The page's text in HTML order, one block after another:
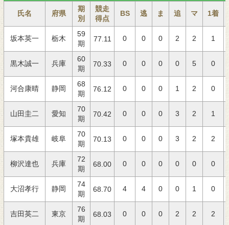
氏名 府県
期
別
競走
得点
BS 逃 ま 追 マ 1着
坂本英一 栃木
59
期
77.11 0 0 0 2 2 1
黒木誠一 兵庫
60
期
70.33 0 0 0 0 5 0
河合康晴 静岡
68
期
76.12 0 0 0 1 2 0
山田圭二 愛知
70
期
70.42 0 0 0 3 2 1
塚本貴雄 岐阜
70
期
70.13 0 0 0 3 2 2
柳沢達也 兵庫
72
期
68.00 0 0 0 0 0 0
大沼孝行 静岡
74
期
68.70 4 4 0 0 1 0
吉田英二 東京
76
期
68.03 0 0 0 2 2 2